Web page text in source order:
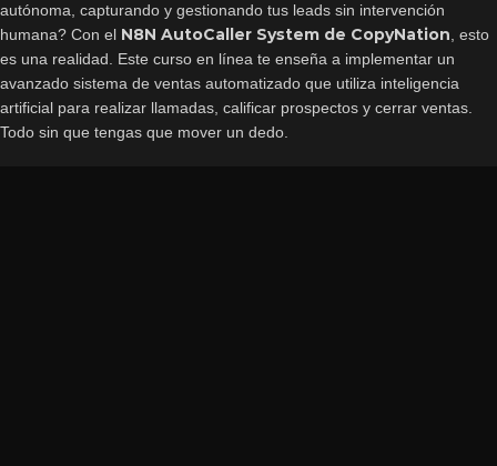
autónoma, capturando y gestionando tus leads sin intervención
humana? Con el N8N AutoCaller System de CopyNation , esto
es una realidad. Este curso en línea te enseña a implementar un
avanzado sistema de ventas automatizado que utiliza inteligencia
artificial para realizar llamadas, calificar prospectos y cerrar ventas.
Todo sin que tengas que mover un dedo.